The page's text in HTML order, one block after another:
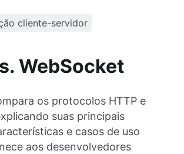
cliente-servidor
WebSocket
os protocolos HTTP e
suas principais
e casos de uso
aos desenvolvedores